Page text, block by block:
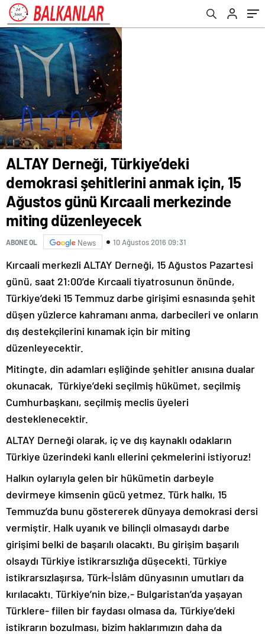
Kırcaali merkezinde miting düzenleyecek
ALTAY Derneği, Türkiye’deki
demokrasi şehitlerini anmak için, 15
Ağustos günü Kırcaali merkezinde
miting düzenleyecek
ABONE OL News 10 Ağustos 2016 09:31
Kırcaali merkezli ALTAY Derneği, 15 Ağustos Pazartesi
günü, saat 21:00’de Kırcaali tiyatrosunun önünde,
Türkiye’deki 15 Temmuz darbe girişimi esnasında şehit
düşen yüzlerce kahramanı anma, darbecileri ve onların
dış destekçilerini kınamak için bir miting
düzenleyecektir.
Mitingte, din adamları eşliğinde şehitler anısına dualar
okunacak, Türkiye’deki seçilmiş hükümet, seçilmiş
Cumhurbaşkanı, seçilmiş meclis üyeleri
desteklenecektir.
ALTAY Derneği olarak, iç ve dış kaynaklı odakların
Türkiye üzerindeki kanlı ellerini çekmelerini istiyoruz!
Halkın oylarıyla gelen bir hükümetin darbeyle
devirmeye kimsenin gücü yetmez. Türk halkı, 15
Temmuz’da bunu göstererek dünyaya demokrasi dersi
vermiştir. Halk uyanık ve bilinçli olmasaydı darbe
girişimi belki de başarılı olacaktı. Bu girişim başarılı
olsaydı Türkiye istikrarsızlığa düşecekti. Türkiye
istikrarsızlaşırsa, Türk-İslâm dünyasının umutları da
kırılacaktı. Türkiye’nin bize,- Bulgaristan’da yaşayan
Türklere- fiilen bir faydası olmasa da, Türkiye’deki
istikrarın bozulması, bizim haklarımızın daha da